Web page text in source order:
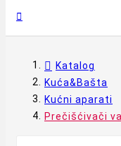

Katalog
Kuća&Bašta
Kućni aparati
Prečišćivači